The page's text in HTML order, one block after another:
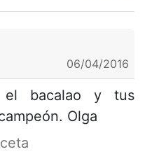
06/04/2016
el bacalao y tus
Olga